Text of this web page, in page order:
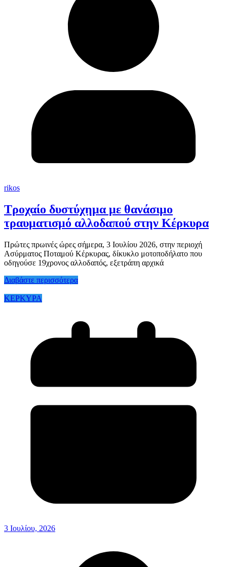
rikos
Τροχαίο δυστύχημα με θανάσιμο
τραυματισμό αλλοδαπού στην Κέρκυρα
Πρώτες πρωινές ώρες σήμερα, 3 Ιουλίου 2026, στην περιοχή
Ασύρματος Ποταμού Κέρκυρας, δίκυκλο μοτοποδήλατο που
οδηγούσε 19χρονος αλλοδαπός, εξετράπη αρχικά
Διαβάστε περισσότερα
ΚΕΡΚΥΡΑ
3 Ιουλίου, 2026